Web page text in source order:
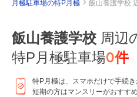
月極駐車場の特P月極 飯山養護学校
飯山養護学校 周辺
特P月極駐車場0件
特P月極は、スマホだけで手続
短期の方はマンスリーがおすす